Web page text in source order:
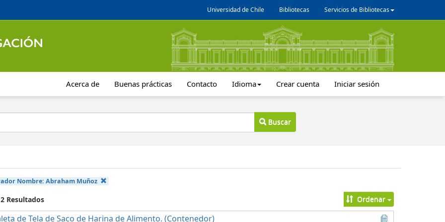
Universidad de Chile Bibliotecas Servicios de Bibliotecas
Acerca de Buenas prácticas Contacto Idioma Crear cuenta Iniciar sesión
Buscar
Nombre: Abraham Muñoz
Resultados Ordenar
de Tela de Saco de Harina de Alimento. (Contenedor)